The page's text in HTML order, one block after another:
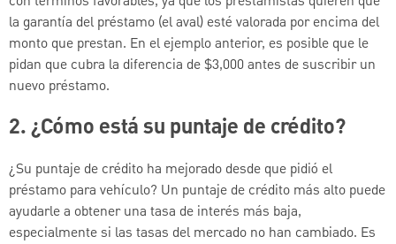
la garantía del préstamo (el aval) esté valorada por encima del
monto que prestan. En el ejemplo anterior, es posible que le
pidan que cubra la diferencia de $3,000 antes de suscribir un
nuevo préstamo.
2. ¿Cómo está su puntaje de crédito?
¿Su puntaje de crédito ha mejorado desde que pidió el
préstamo para vehículo? Un puntaje de crédito más alto puede
ayudarle a obtener una tasa de interés más baja,
especialmente si las tasas del mercado no han cambiado. Es